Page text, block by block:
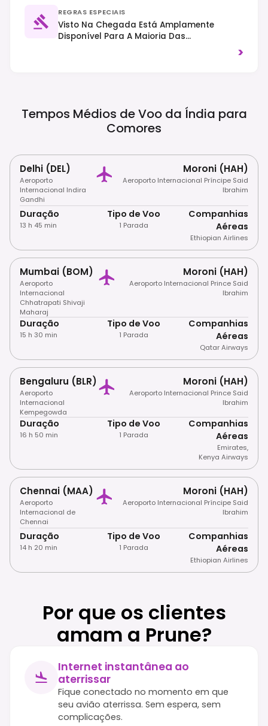
REGRAS ESPECIAIS
Visto Na Chegada Está Amplamente
Disponível Para A Maioria Das
Apreciado, Especialmente Fora Dos Resorts>
Tempos Médios de Voo da Índia para
Comores
Delhi (DEL)
Aeroporto
Internacional Indira
Gandhi
Moroni (HAH)
Aeroporto Internacional Príncipe Said
Ibrahim
Duração
13 h 45 min
Tipo de Voo
1 Parada
Companhias
Aéreas
Ethiopian Airlines
Mumbai (BOM)
Aeroporto
Internacional
Chhatrapati Shivaji
Maharaj
Moroni (HAH)
Aeroporto Internacional Prince Said
Ibrahim
Duração
15 h 30 min
Tipo de Voo
1 Parada
Companhias
Aéreas
Qatar Airways
Bengaluru (BLR)
Aeroporto
Internacional
Kempegowda
Moroni (HAH)
Aeroporto Internacional Prince Said
Ibrahim
Duração
16 h 50 min
Tipo de Voo
1 Parada
Companhias
Aéreas
Emirates,
Kenya Airways
Chennai (MAA)
Aeroporto
Internacional de
Chennai
Moroni (HAH)
Aeroporto Internacional Príncipe Said
Ibrahim
Duração
14 h 20 min
Tipo de Voo
1 Parada
Companhias
Aéreas
Ethiopian Airlines
Por que os clientes
amam a Prune?
Internet instantânea ao
aterrissar
Fique conectado no momento em que
seu avião aterrissa. Sem espera, sem
complicações.